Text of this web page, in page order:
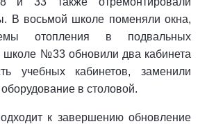
В восьмой школе поменяли окна,
отопления в подвальных
№33 обновили два кабинета
учебных кабинетов, заменили
в столовой.
к завершению обновление